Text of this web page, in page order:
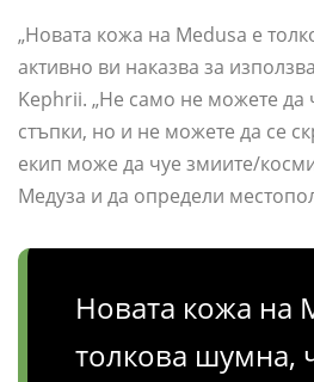
„Новата кожа на Medusa е
активно ви наказва за
Kephrii. „Не само не можете да
стъпки, но и не можете да се
екип може да чуе змиите/
Медуза и да определи
Новата кожа на
толкова шумна,